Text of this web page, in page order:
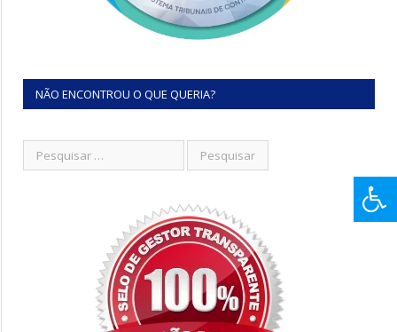
NÃO ENCONTROU O QUE QUERIA?